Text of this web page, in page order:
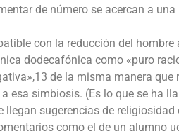
de número se acercan a
con la reducción del
dodecafónica como «puro
de la misma manera que
esa simbiosis. (Es lo que se ha
llegan sugerencias de
como el de un alumno